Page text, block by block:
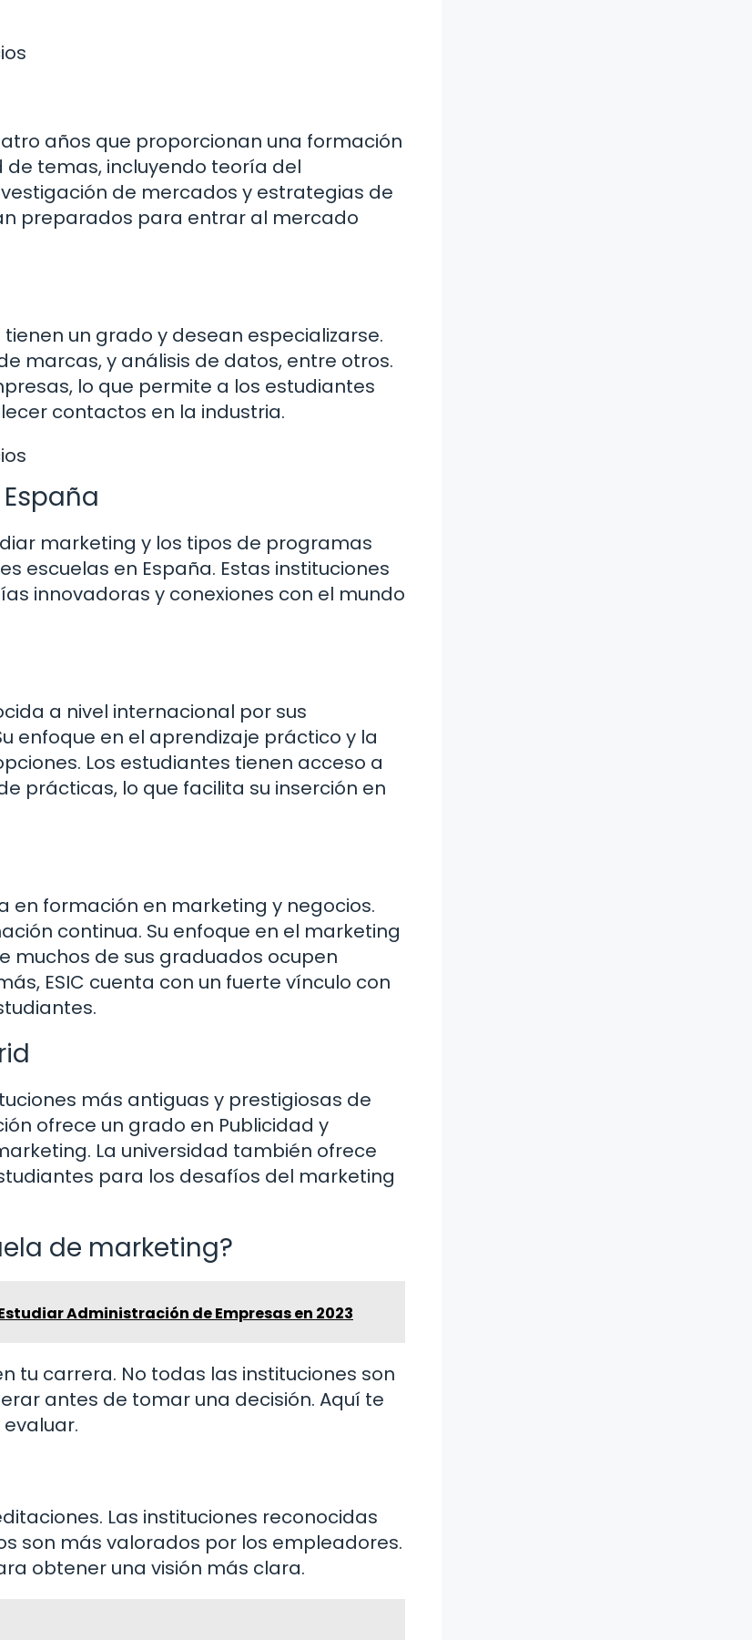
años que proporcionan una formación
temas, incluyendo teoría del
de mercados y estrategias de
preparados para entrar al mercado
un grado y desean especializarse.
marcas, y análisis de datos, entre otros.
lo que permite a los estudiantes
contactos en la industria.
marketing y los tipos de programas
escuelas en España. Estas instituciones
innovadoras y conexiones con el mundo
a nivel internacional por sus
enfoque en el aprendizaje práctico y la
Los estudiantes tienen acceso a
prácticas, lo que facilita su inserción en
en formación en marketing y negocios.
continua. Su enfoque en el marketing
muchos de sus graduados ocupen
ESIC cuenta con un fuerte vínculo con
más antiguas y prestigiosas de
ofrece un grado en Publicidad y
La universidad también ofrece
para los desafíos del marketing
de marketing?
Administración de Empresas en 2023
tu carrera. No todas las instituciones son
antes de tomar una decisión. Aquí te
Las instituciones reconocidas
son más valorados por los empleadores.
obtener una visión más clara.